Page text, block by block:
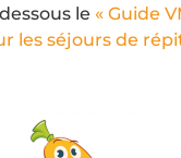
le « Guide
les séjours de